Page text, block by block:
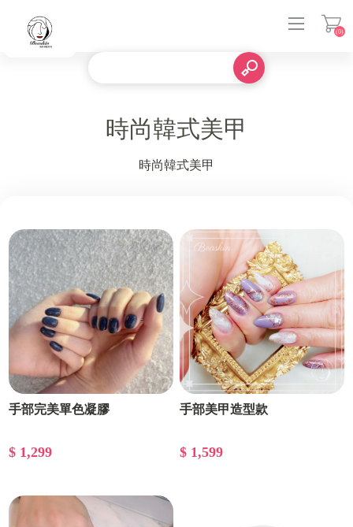
(0)
時尚韓式美甲
時尚韓式美甲
手部完美單色凝膠
$ 1,299
手部美甲造型款
$ 1,599